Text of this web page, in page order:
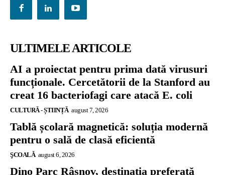
ULTIMELE ARTICOLE
AI a proiectat pentru prima dată virusuri
funcționale. Cercetătorii de la Stanford au
creat 16 bacteriofagi care atacă E. coli
CULTURĂ - ȘTIINȚĂ august 7, 2026
Tablă școlară magnetică: soluția modernă
pentru o sală de clasă eficientă
ŞCOALĂ august 6, 2026
Dino Parc Râșnov, destinația preferată